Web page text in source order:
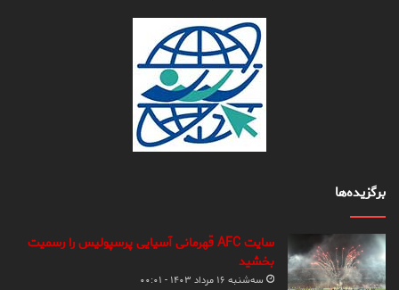
برگزیده‌ها
سایت AFC قهرمانی آسیایی پرسپولیس را رسمیت
بخشید
سه‌شنبه ۱۶ مرداد ۱۴۰۳ - ۰۰:۰۱